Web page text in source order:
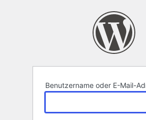
Benutzername oder E-Mail-